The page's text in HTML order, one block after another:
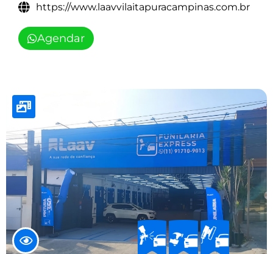
https://www.laavvilaitapuracampinas.com.br
Agendar